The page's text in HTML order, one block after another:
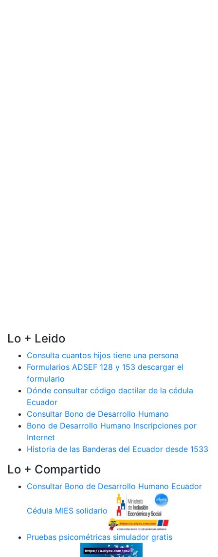
Lo + Leido
Consulta cuantos hijos tiene una persona
Formularios ADSEF 128 y 153 descargar el
formulario
Dónde consultar código dactilar de la cédula
Ecuador
Consultar Bono de Desarrollo Humano
Bono de Desarrollo Humano Inscripciones por
Internet
Historia de las Banderas del Ecuador desde 1533
Lo + Compartido
Consultar Bono de Desarrollo Humano Ecuador
Cédula MIES solidario
Pruebas psicométricas simulador gratis